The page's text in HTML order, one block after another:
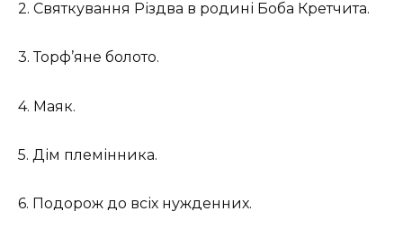
2. Святкування Різдва в родині Боба Кретчита.
3. Торф’яне болото.
4. Маяк.
5. Дім племінника.
6. Подорож до всіх нужденних.